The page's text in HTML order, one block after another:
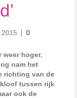
| 0
hoger.
nam het
richting van de
tussen rijk
ook de